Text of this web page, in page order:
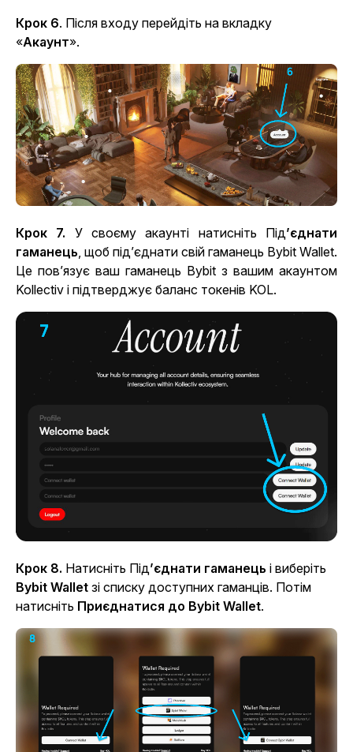
Крок 6. Після входу перейдіть на вкладку
«Акаунт».
Крок 7. У своєму акаунті натисніть Під’єднати
гаманець щоб під’єднати свій гаманець Bybit Wallet.
Це пов’язує ваш гаманець Bybit з вашим акаунтом
Kollectiv і підтверджує баланс токенів KOL.
Крок 8. Натисніть Під’єднати гаманець і виберіть
Bybit Wallet зі списку доступних гаманців. Потім
натисніть Приєднатися до Bybit Wallet.